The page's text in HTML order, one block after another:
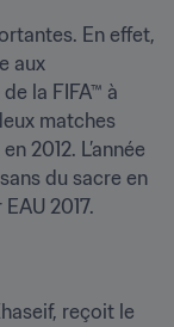
En effet,
aux
la FIFA™ à
matches
2012. L’année
du sacre en
2017.
reçoit le